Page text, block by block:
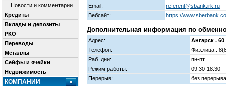
Новости и комментарии
Кредиты
Вклады и депозиты
РКО
Переводы
Металлы
Сейфы и ячейки
Недвижимость
КОМПАНИИ
Email:
referent@sbank.irk.ru
Вебсайт:
https://
Дополнительная информация по
Адрес:
Ангарск .
Телефон:
Физ.лица.:
Раб. дни:
пн-пт
Режим работы:
09:30-18:30
Перерыв:
без перерыва